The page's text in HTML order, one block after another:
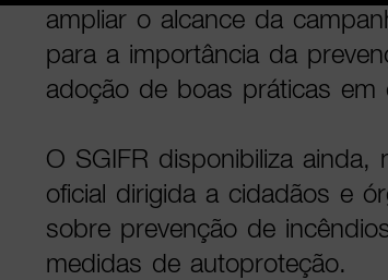
ampliar o alcance da
para a importância da
adoção de boas práticas em
O SGIFR disponibiliza
oficial dirigida a cidadãos e
sobre prevenção de
medidas de autoproteção.